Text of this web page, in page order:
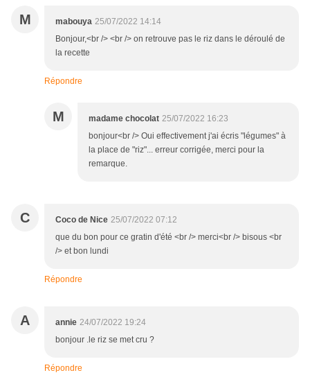
M mabouya 25/07/2022 14:14
Bonjour,<br /> <br /> on retrouve pas le riz dans le déroulé de
la recette
Répondre
M madame chocolat 25/07/2022 16:23
bonjour<br /> Oui effectivement j'ai écris "légumes" à
la place de "riz"... erreur corrigée, merci pour la
remarque.
C Coco de Nice 25/07/2022 07:12
que du bon pour ce gratin d'été <br /> merci<br /> bisous <br
/> et bon lundi
Répondre
A annie 24/07/2022 19:24
bonjour .le riz se met cru ?
Répondre